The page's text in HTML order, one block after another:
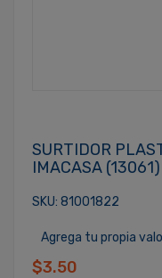
SURTIDOR
IMACASA (13061)
SKU: 81001822
Agrega tu propia
$3.50